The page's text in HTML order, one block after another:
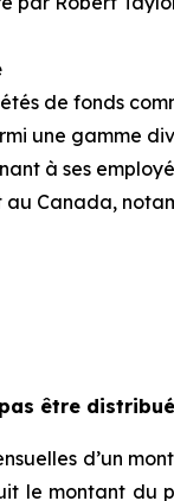
de fonds
une gamme
à ses
Canada,
être
d’un
le montant du